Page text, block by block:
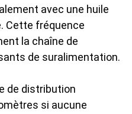
avec une huile
Cette fréquence
la chaîne de
de suralimentation.
de distribution
si aucune